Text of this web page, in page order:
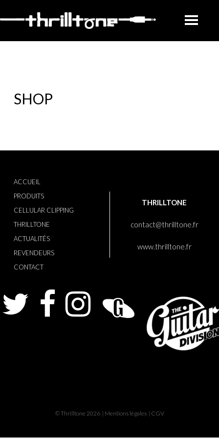
SHOP
ACCUEIL
PRODUITS
CELLULAR CLIPPING
THRILLTONE
ACTUALITÉS
REVENDEURS
CONTACT
THRILLTONE
contact@thrilltone.fr
www.thrilltone.fr
Instagram
© Thrilltone 2026 | Mentions légales| CGV